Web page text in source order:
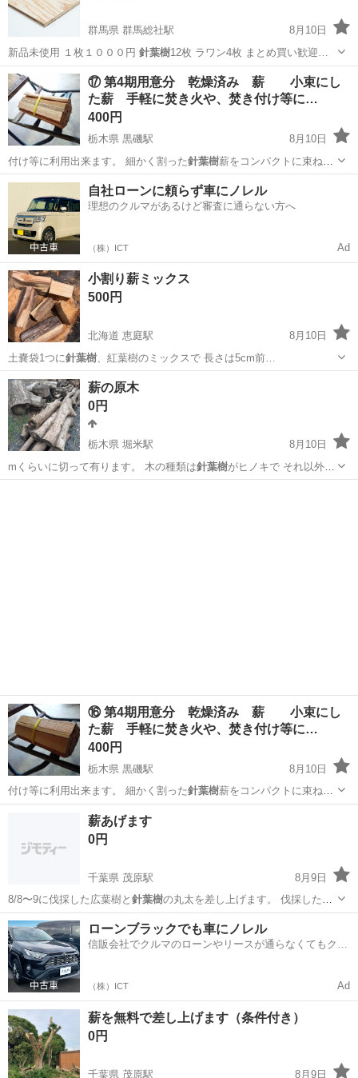
群馬県 群馬総社駅
8月10日
新品未使用 １枚１０００円 針葉樹 12枚 ラワン4枚 まとめ買い歓迎…
群馬 前橋市 群馬総社駅 家庭用品
⑰ 第4期用意分 乾燥済み 薪 小束にし
た薪 手軽に焚き火や、焚き付け等に…
400円
栃木県 黒磯駅
8月10日
付け等に利用出来ます。 細かく割った針葉樹薪をコンパクトに束ねた
もの★ キャ…
栃木 那須郡 黒磯駅 その他
自社ローンに頼らず車にノレル
理想のクルマがあるけど審査に通らない方へ
（株）ICT Ad
小割り薪ミックス
500円
北海道 恵庭駅
8月10日
土嚢袋1つに針葉樹 、紅葉樹のミックスで 長さは5cm前…
北海道 恵庭市 恵庭駅
薪の原木
0円
栃木県 堀米駅
8月10日
mくらいに切って有ります。 木の種類は針葉樹がヒノキで それ以外は
分かりません。 …
⑯ 第4期用意分 乾燥済み 薪 小束にし
た薪 手軽に焚き火や、焚き付け等に…
400円
栃木県 黒磯駅
8月10日
付け等に利用出来ます。 細かく割った針葉樹薪をコンパクトに束ねた
もの★ キャ…
那須郡 黒磯駅
薪あげます
0円
千葉県 茂原駅
8月9日
8/8〜9に伐採した広葉樹と 針葉樹の丸太を差し上げます。 伐採したま
まの…
千葉 長生郡 茂原駅 その他 針葉樹
ローンブラックでも車にノレル
信販会社でクルマのローンやリースが通らなくてもクル
（株）ICT Ad
薪を無料で差し上げます（条件付き）
0円
千葉県 茂原駅
8月9日